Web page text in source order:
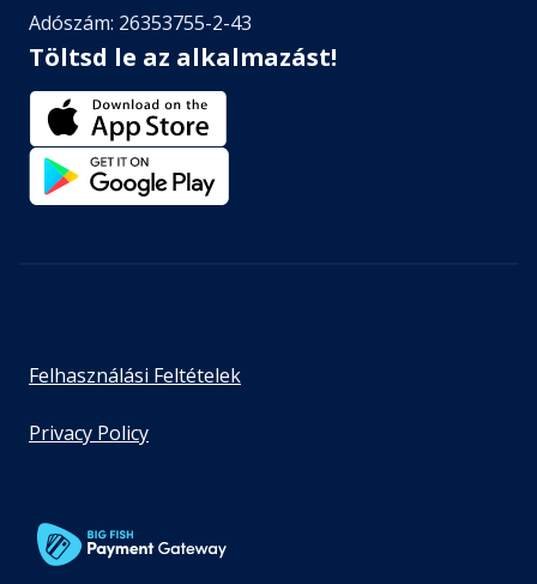
Adószám: 26353755-2-43
Töltsd le az alkalmazást!
Felhasználási Feltételek
Privacy Policy